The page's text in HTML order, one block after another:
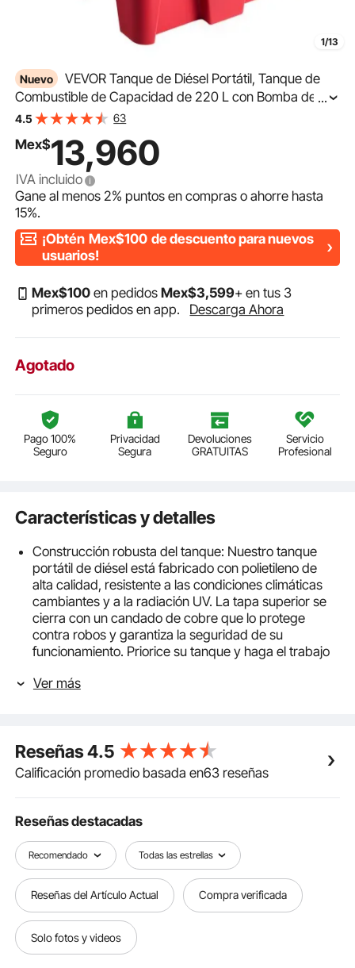
1/13
Nuevo
VEVOR Tanque de Diésel Portátil, Tanque de
Combustible de Capacidad de 220 L con Bomba de
Transferencia Eléctrica y Manguera de Goma de 3,9 m,
...
4.5 63
Mex$13,960
IVA incluido
Gane al menos2% puntos en compras o ahorre hasta
15%.
¡Obtén Mex$100 de descuento para nuevos
usuarios!
Mex$100 en pedidosMex$3,599+ en tus 3
primeros pedidos en app.
Descarga Ahora
Agotado
Pago 100%
Seguro
Privacidad
Segura
Devoluciones
GRATUITAS
Servicio
Profesional
Características y detalles
Construcción robusta del tanque: Nuestro tanque
portátil de diésel está fabricado con polietileno de
alta calidad, resistente a las condiciones climáticas
cambiantes y a la radiación UV. La tapa superior se
cierra con un candado de cobre que lo protege
contra robos y garantiza la seguridad de su
funcionamiento. Priorice su tanque y haga el trabajo
Repostaje eficiente de 58 galones: Caudal: 10.6 GPM;
vehículos con alta eficiencia. Incorporamos un
indicador de combustible mecánico que monitorea la
capacidad de diésel a tiempo, recordándole que
Diseño de filtro mejorado: En comparación con otros
combustible está equipado con un filtro dúplex para
ofrecer diésel más puro. El filtro frontal del tanque
interior puede separar partículas grandes de
impurezas, y el filtro exterior premium está diseñado
para filtrar impurezas pequeñas como metal,
coloides, partículas diminutas, etc
Pistola de combustible automática: Esta pistola se
Ver más
Reseñas4.5
Calificación promedio basada en63 reseñas
Reseñas destacadas
Recomendado Todas las estrellas
Reseñas del Artículo Actual Compra verificada
Solo fotos y videos